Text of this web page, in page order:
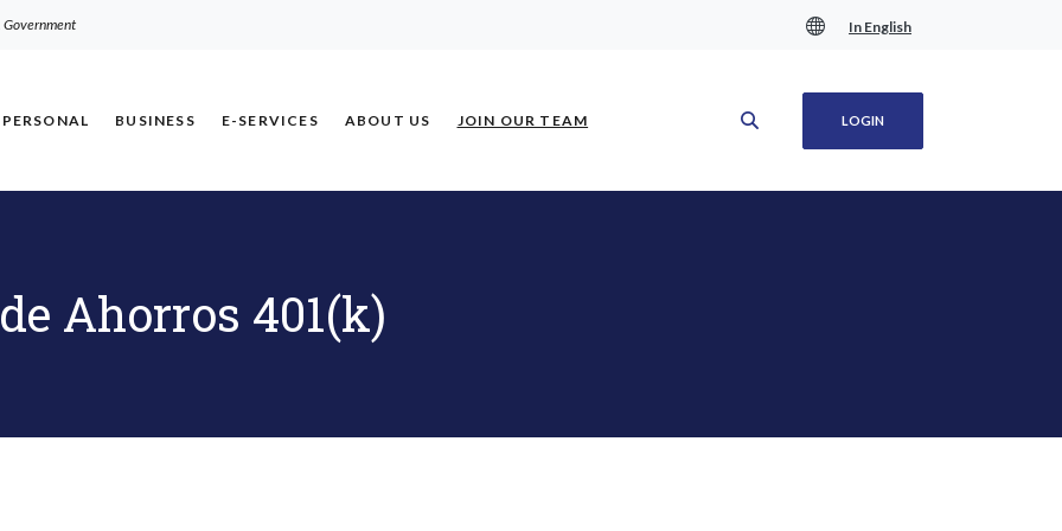
In English
Government
PERSONAL BUSINESS E-SERVICES ABOUT US JOIN OUR TEAM (OPENS IN A NEW WINDOW) LOGIN
Ahorros 401(k)